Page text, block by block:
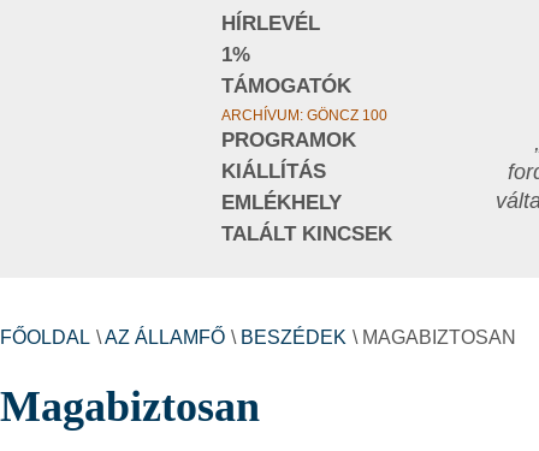
HÍRLEVÉL
1%
TÁMOGATÓK
ARCHÍVUM: GÖNCZ 100
PROGRAMOK
KIÁLLÍTÁS
EMLÉKHELY
TALÁLT KINCSEK
FŐOLDAL \AZ ÁLLAMFŐ \ BESZÉDEK \ MAGABIZTOSAN
Magabiztosan